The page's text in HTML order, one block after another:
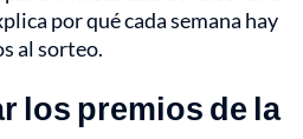
por qué cada semana hay
al sorteo.
los premios de la